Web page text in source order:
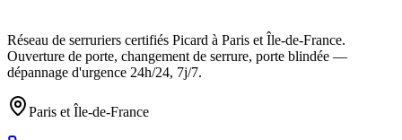
Réseau de serruriers certifiés Picard à Paris et Île-de-France.
Ouverture de porte, changement de serrure, porte blindée —
dépannage d'urgence 24h/24, 7j/7.
Paris et Île-de-France